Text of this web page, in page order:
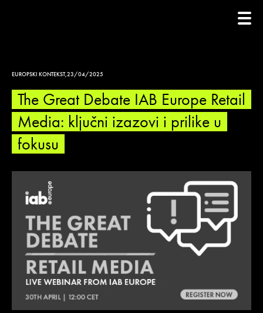
EUROPSKI KONTEKST,23/04/2025
The Great Debate IAB Europe Retail
Media: ključni izazovi i prilike u
fokusu